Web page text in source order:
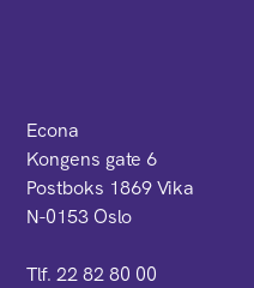
Econa
Kongens gate 6
Postboks 1869 Vika
N-0153 Oslo
Tlf. 22 82 80 00